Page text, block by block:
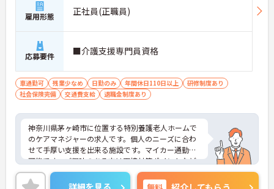
雇用形態 正社員(正職員)
応募要件 ■介護支援専門員資格
車通勤可 残業少なめ 日勤のみ 年間休日110日以上
研修制度あり
社会保険完備
交通費支給 退職金制度あり
神奈川県茅ヶ崎市に位置する特別養護老人ホームで
のケアマネジャーの求人です。個人のニーズに合わ
せて手厚い支援を出来る施設です。マイカー通勤も
可能です。ご興味のある方は面接対策ポイントなど
お話致しますのでお気軽にお問い合わせください。